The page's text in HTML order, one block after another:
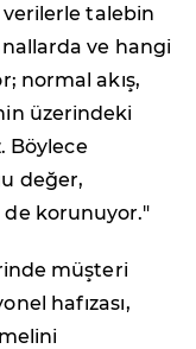
talebin
ve hangi
normal akış,
üzerindeki
Böylece
değer,
korunuyor."
müşteri
hafızası,